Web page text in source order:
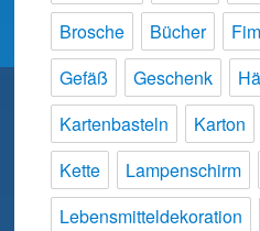
Brosche
Bücher
Gefäß
Geschenk
Kartenbasteln
Karton
Kette
Lampenschirm
Lebensmitteldekoration